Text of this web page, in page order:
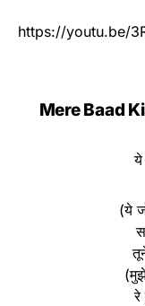
https://youtu.be/
Mere Baad
ये
(ये
रे